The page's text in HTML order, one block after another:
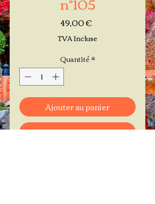
49,00 €Prix
TVA Incluse
Quantité*
Ajouter au panier
Commander et payer